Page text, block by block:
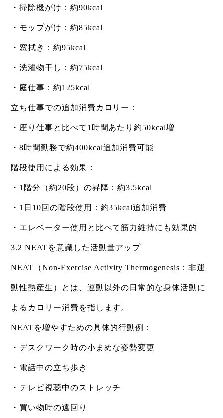
・掃除機がけ：約90kcal
・モップがけ：約85kcal
・窓拭き：約95kcal
・洗濯物干し：約75kcal
・庭仕事：約125kcal
立ち仕事での追加消費カロリー：
・座り仕事と比べて1時間あたり約50kcal増
・8時間勤務で約400kcal追加消費可能
階段使用による効果：
・1階分（約20段）の昇降：約3.5kcal
・1日10回の階段使用：約35kcal追加消費
・エレベーター使用と比べて筋力維持にも効果的
3.2 NEATを意識した活動量アップ
NEAT（Non-Exercise Activity Thermogenesis：非運
動性熱産生）とは、運動以外の日常的な身体活動に
よるカロリー消費を指します。
NEATを増やすための具体的行動例：
・デスクワーク時の小まめな姿勢変更
・電話中の立ち歩き
・テレビ視聴中のストレッチ
・買い物時の遠回り